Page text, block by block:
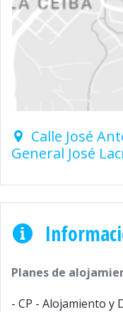
Calle José
General José
Planes de
- CP - Alojamiento y